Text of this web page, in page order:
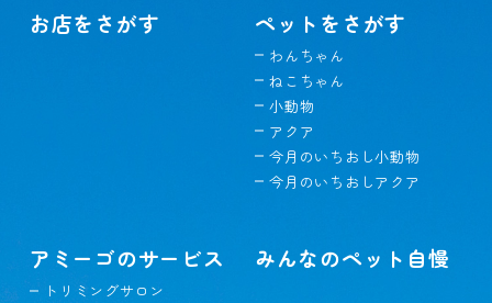
お店をさがす ペットをさがす
わんちゃん
ねこちゃん
小動物
アクア
今月のいちおし小動物
今月のいちおしアクア
アミーゴのサービス
トリミングサロン
みんなのペット自慢